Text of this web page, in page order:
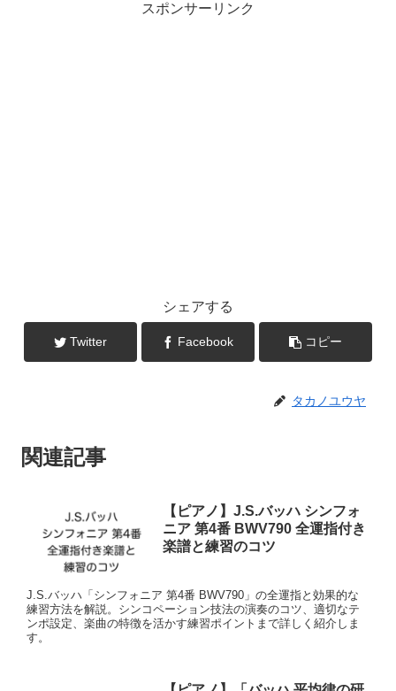
スポンサーリンク
シェアする
Twitter Facebook コピー
タカノユウヤ
関連記事
【ピアノ】J.S.バッハ シンフォ
ニア 第4番 BWV790 全運指付き
楽譜と練習のコツ
J.S.バッハ「シンフォニア 第4番 BWV790」の全運指と効果的な
練習方法を解説。シンコペーション技法の演奏のコツ、適切なテ
ンポ設定、楽曲の特徴を活かす練習ポイントまで詳しく紹介しま
す。